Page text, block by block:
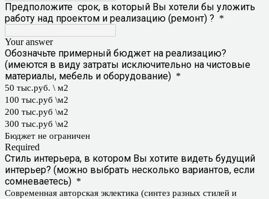
Предположите срок, в который Вы хотели бы уложить
работу над проектом и реализацию (ремонт) ? *
Your answer
Обозначьте примерный бюджет на реализацию?
(имеются в виду затраты исключительно на чистовые
материалы, мебель и оборудование) *
50 тыс.руб. \ м2
100 тыс.руб \м2
200 тыс.руб \м2
300 тыс.руб \м2
Бюджет не ограничен
Required
Стиль интерьера, в котором Вы хотите видеть будущий
интерьер? (можно выбрать несколько вариантов, если
сомневаетесь) *
Современная авторская эклектика (синтез разных стилей и